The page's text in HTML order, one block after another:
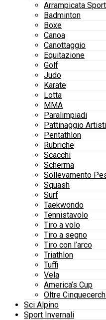
Arrampicata
Badminton
Boxe
Canoa
Canottaggio
Equitazione
Golf
Judo
Karate
Lotta
MMA
Paralimpiadi
Pattinaggio
Pentathlon
Rubriche
Scacchi
Scherma
Sollevamento
Squash
Surf
Taekwondo
Tennistavolo
Tiro a volo
Tiro a segno
Tiro con l’arco
Triathlon
Tuffi
Vela
America’s Cup
Oltre
Sci Alpino
Sport Invernali